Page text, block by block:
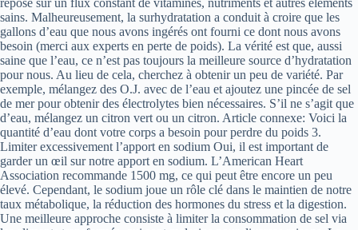
repose sur un flux constant de vitamines, nutriments et autres éléments
sains. Malheureusement, la surhydratation a conduit à croire que les
gallons d’eau que nous avons ingérés ont fourni ce dont nous avons
besoin (merci aux experts en perte de poids). La vérité est que, aussi
saine que l’eau, ce n’est pas toujours la meilleure source d’hydratation
pour nous. Au lieu de cela, cherchez à obtenir un peu de variété. Par
exemple, mélangez des O.J. avec de l’eau et ajoutez une pincée de sel
de mer pour obtenir des électrolytes bien nécessaires. S’il ne s’agit que
d’eau, mélangez un citron vert ou un citron. Article connexe: Voici la
quantité d’eau dont votre corps a besoin pour perdre du poids 3.
Limiter excessivement l’apport en sodium Oui, il est important de
garder un œil sur notre apport en sodium. L’American Heart
Association recommande 1500 mg, ce qui peut être encore un peu
élevé. Cependant, le sodium joue un rôle clé dans le maintien de notre
taux métabolique, la réduction des hormones du stress et la digestion.
Une meilleure approche consiste à limiter la consommation de sel via